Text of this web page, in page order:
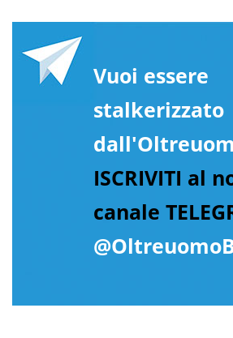
Vuoi essere
stalkerizzato
ISCRIVITI al
canale